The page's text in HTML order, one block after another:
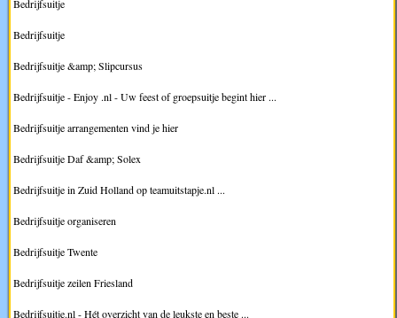
Bedrijfsuitje
Bedrijfsuitje
Bedrijfsuitje &amp; Slipcursus
Bedrijfsuitje - Enjoy .nl - Uw feest of groepsuitje begint hier ...
Bedrijfsuitje arrangementen vind je hier
Bedrijfsuitje Daf &amp; Solex
Bedrijfsuitje in Zuid Holland op teamuitstapje.nl ...
Bedrijfsuitje organiseren
Bedrijfsuitje Twente
Bedrijfsuitje zeilen Friesland
Bedrijfsuitje.nl - Hét overzicht van de leukste en beste ...